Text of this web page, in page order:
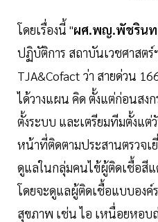
โดยเรื่องนี้ "ผศ.พญ.พัชรินท
ปฏิบัติการ สถาบันเวชศาสต
TJA&Cofact ว่า สายด่วน
ได้วางแผน คิด ตั้งแต่ก่อนสง
ตั้งระบบ และเตรียมทีมตั้งแ
หน้าที่ติดตามประสานตรวจเ
ดูแลในกลุ่มคนไข้ผู้ติดเชื้อสีแ
โดยจะดูแลผู้ติดเชื้อแบบองค์
สุขภาพ เช่น ไอ เหนื่อยหอบถ่